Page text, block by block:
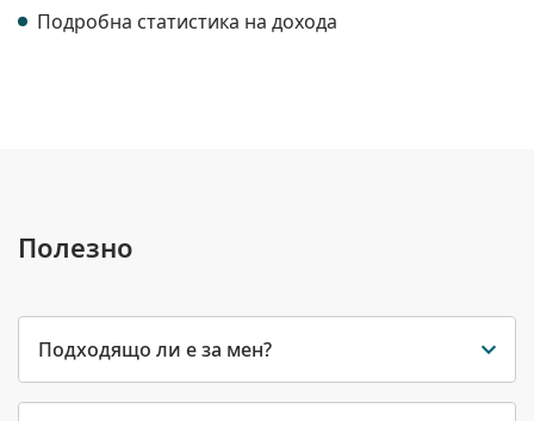
Подробна статистика на дохода
Полезно
Подходящо ли е за мен?